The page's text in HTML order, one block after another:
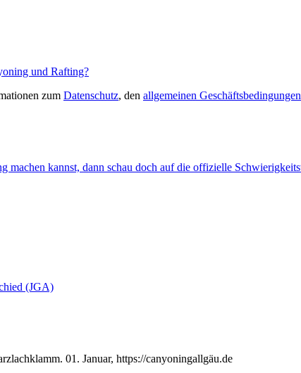
und Rafting?
zum Datenschutz, den allgemeinen Geschäftsbedingungen
machen kannst, dann schau doch auf die offizielle
(JGA)
01. Januar, https://canyoningallgäu.de